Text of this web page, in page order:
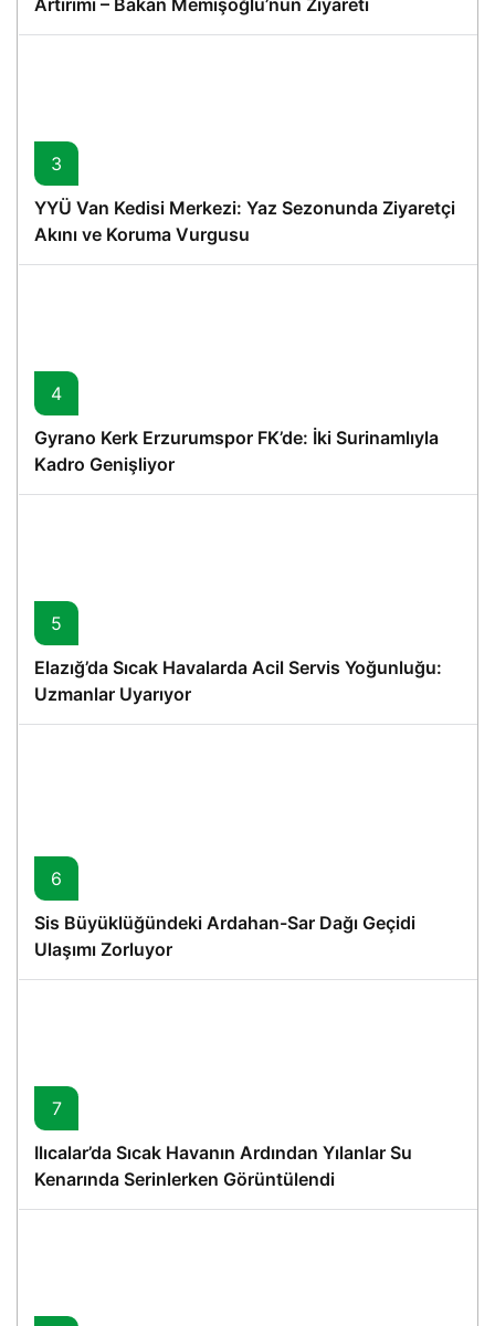
3
YYÜ Van Kedisi Merkezi: Yaz Sezonunda Ziyaretçi
Akını ve Koruma Vurgusu
4
Gyrano Kerk Erzurumspor FK’de: İki Surinamlıyla
Kadro Genişliyor
5
Elazığ’da Sıcak Havalarda Acil Servis Yoğunluğu:
Uzmanlar Uyarıyor
6
Sis Büyüklüğündeki Ardahan-Sar Dağı Geçidi
Ulaşımı Zorluyor
7
Ilıcalar’da Sıcak Havanın Ardından Yılanlar Su
Kenarında Serinlerken Görüntülendi